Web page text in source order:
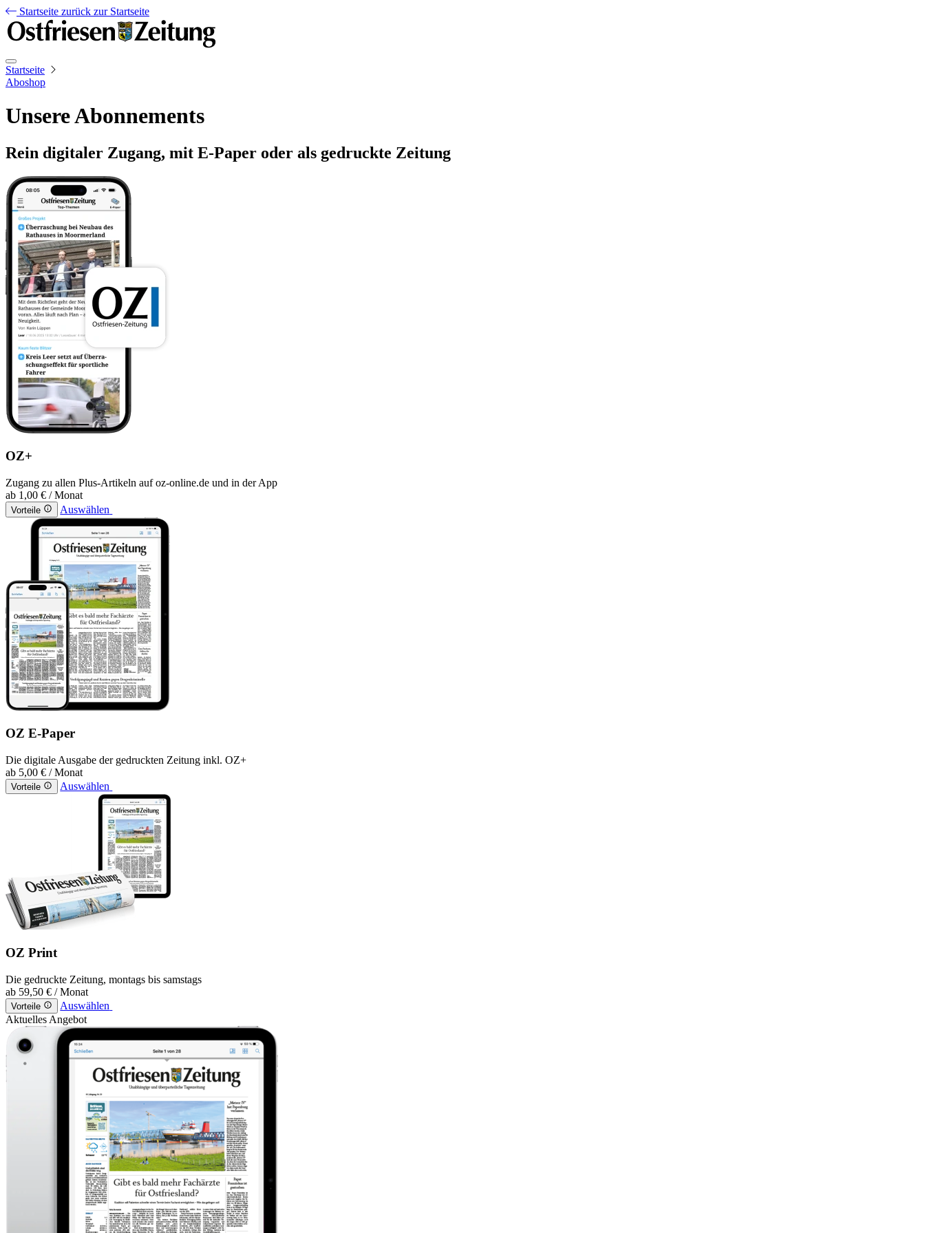
Startseite zurück zur Startseite
Startseite
Aboshop
Unsere Abonnements
Rein digitaler Zugang, mit E-Paper oder als gedruckte Zeitung
OZ+
Zugang zu allen Plus-Artikeln auf oz-online.de und in der App
ab 1,00 € / Monat
Vorteile Auswählen
OZ E-Paper
Die digitale Ausgabe der gedruckten Zeitung inkl. OZ+
ab 5,00 € / Monat
Vorteile Auswählen
OZ Print
Die gedruckte Zeitung, montags bis samstags
ab 59,50 € / Monat
Vorteile
Auswählen
Aktuelles Angebot